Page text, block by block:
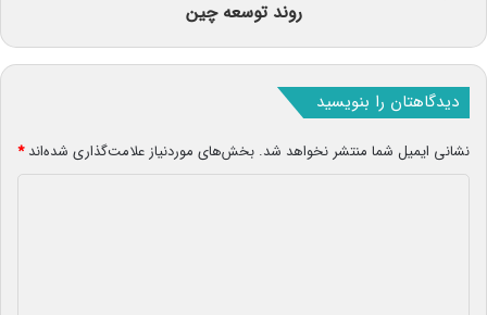
روند توسعه چین
دیدگاهتان را بنویسید
نشانی ایمیل شما منتشر نخواهد شد. بخش‌های موردنیاز علامت‌گذاری شده‌اند*